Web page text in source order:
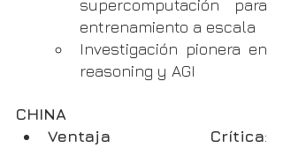
supercomputación para
entrenamiento a escala
Investigación pionera en
reasoning y AGI
CHINA
Ventaja Crítica: